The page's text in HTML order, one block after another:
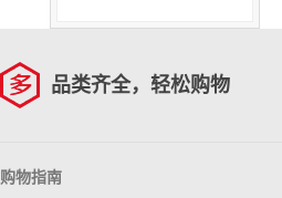
品类齐全，轻松购物
购物指南